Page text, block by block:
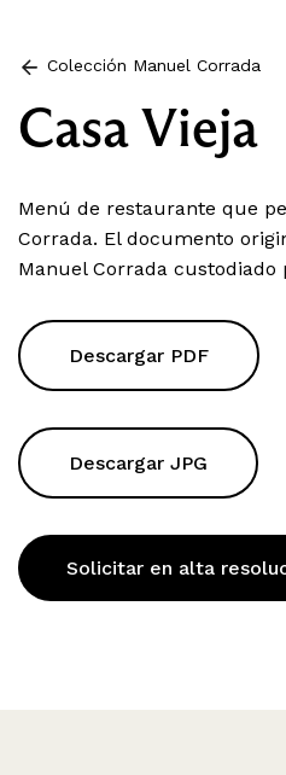
Colección Manuel Corrada
Casa Vieja
Menú de restaurante que
Corrada. El documento
Manuel Corrada custodiado
Descargar PDF
Descargar JPG
Solicitar en alta